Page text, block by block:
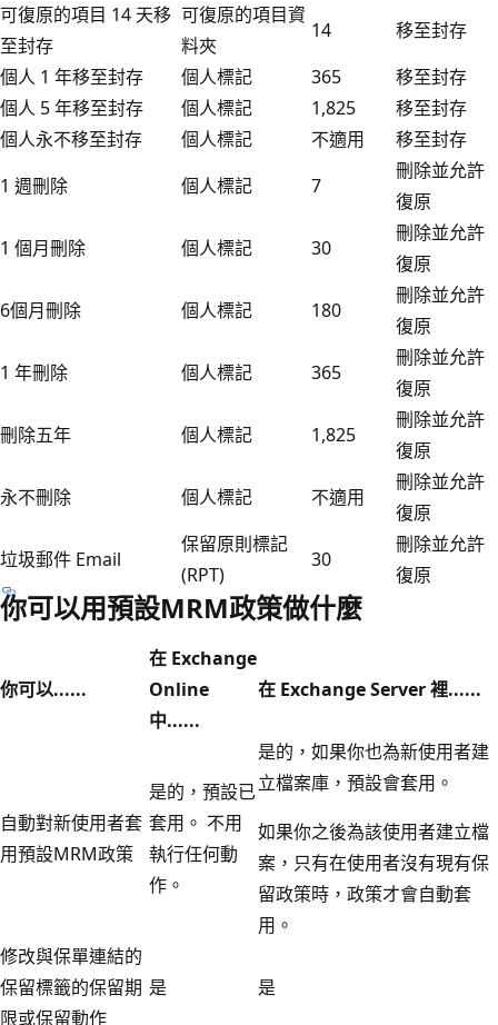
可復原的項目 14 天移
至封存
可復原的項目資
料夾
14
移至封存
個人 1 年移至封存
個人標記 365
移至封存
個人 5 年移至封存
個人標記 1,825
移至封存
個人永不移至封存
個人標記 不適用
移至封存
1 週刪除
個人標記 7
刪除並允許
復原
1 個月刪除
個人標記 30
刪除並允許
復原
6個月刪除
個人標記 180
刪除並允許
復原
1 年刪除
個人標記 365
刪除並允許
復原
刪除五年
個人標記 1,825
刪除並允許
復原
永不刪除
個人標記 不適用
刪除並允許
復原
垃圾郵件 Email
保留原則標記
(RPT)
30
刪除並允許
復原
你可以用預設MRM政策做什麼
你可以......
在 Exchange
Online
中......
在 Exchange Server 裡......
自動對新使用者套
用預設MRM政策
是的，預設已
套用。 不用
執行任何動
作。
是的，如果你也為新使用者建
立檔案庫，預設會套用。
如果你之後為該使用者建立檔
案，只有在使用者沒有現有保
留政策時，政策才會自動套
用。
修改與保單連結的
保留標籤的保留期
限或保留動作
是 是